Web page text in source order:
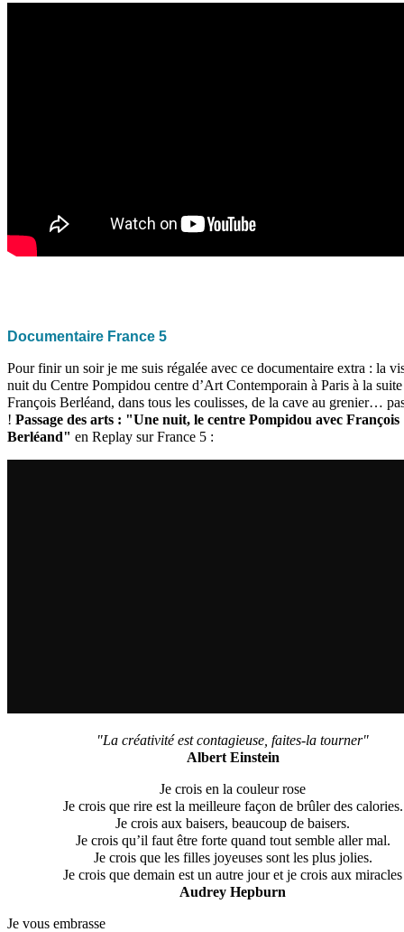
Documentaire France 5
Pour finir un soir je me suis régalée avec ce documentaire extra : la
nuit du Centre Pompidou centre d’Art Contemporain à Paris à la
François Berléand, dans tous les coulisses, de la cave au grenier…
! Passage des arts : "Une nuit, le centre Pompidou avec François
Berléand" en Replay sur France 5 :
"La créativité est contagieuse, faites-la tourner"
Albert Einstein
Je crois en la couleur rose
Je crois que rire est la meilleure façon de brûler des calories.
Je crois aux baisers, beaucoup de baisers.
Je crois qu’il faut être forte quand tout semble aller mal.
Je crois que les filles joyeuses sont les plus jolies.
Je crois que demain est un autre jour et je crois aux miracles
Audrey Hepburn
Je vous embrasse